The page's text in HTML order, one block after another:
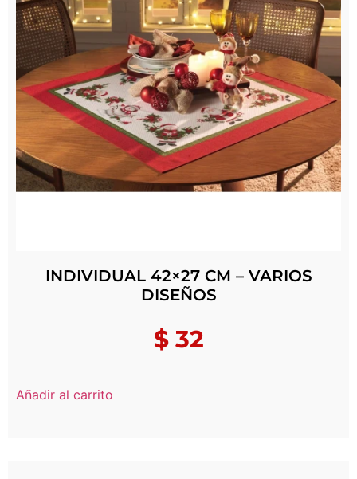
INDIVIDUAL 42×27 CM – VARIOS
DISEÑOS
$32
Añadir al carrito